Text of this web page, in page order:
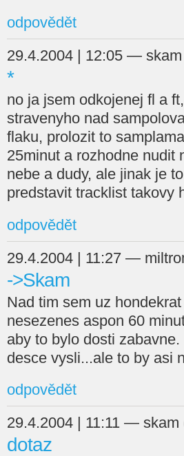
odpovědět
29.4.2004 | 12:05 —
*
no ja jsem odkojenej fl a
stravenyho nad
flaku, prolozit to
25minut a rozhodne nudit
nebe a dudy, ale jinak je
predstavit tracklist takovy
odpovědět
29.4.2004 | 11:27 —
->Skam
Nad tim sem uz
nesezenes aspon 60
aby to bylo dosti
desce vysli...ale to by asi
odpovědět
29.4.2004 | 11:11 — skam
dotaz